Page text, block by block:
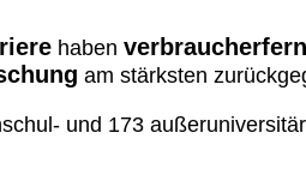
haben
am stärksten
und 173